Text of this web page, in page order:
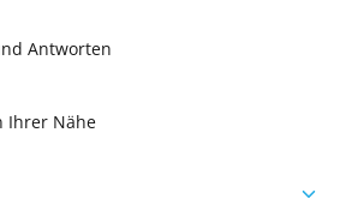
Antworten
Ihrer Nähe